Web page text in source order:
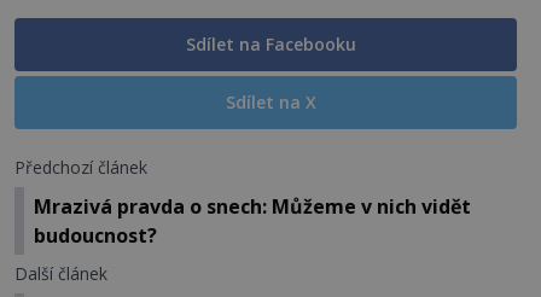
Sdílet na Facebooku
Sdílet na X
Předchozí článek
Mrazivá pravda o snech: Můžeme v nich vidět
budoucnost?
Další článek